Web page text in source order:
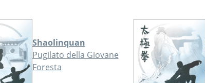
Shaolinquan
Pugilato della Giovane
Foresta